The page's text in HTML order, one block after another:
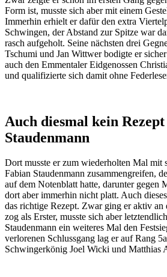
Form ist, musste sich aber mit einem
Immerhin erhielt er dafür den extra
Schwingen, der Abstand zur Spitze war
rasch aufgeholt. Seine nächsten drei
Tschumi und Jan Wittwer bodigte er
auch den Emmentaler Eidgenossen
und qualifizierte sich damit ohne
Auch diesmal kein Rezept
Staudenmann
Dort musste er zum wiederholten Mal mit
Fabian Staudenmann zusammengreifen,
auf dem Notenblatt hatte, darunter gegen
dort aber immerhin nicht platt. Auch
das richtige Rezept. Zwar ging er aktiv an
zog als Erster, musste sich aber
Staudenmann ein weiteres Mal den
verlorenen Schlussgang lag er auf Rang
Schwingerkönig Joel Wicki und Matthias